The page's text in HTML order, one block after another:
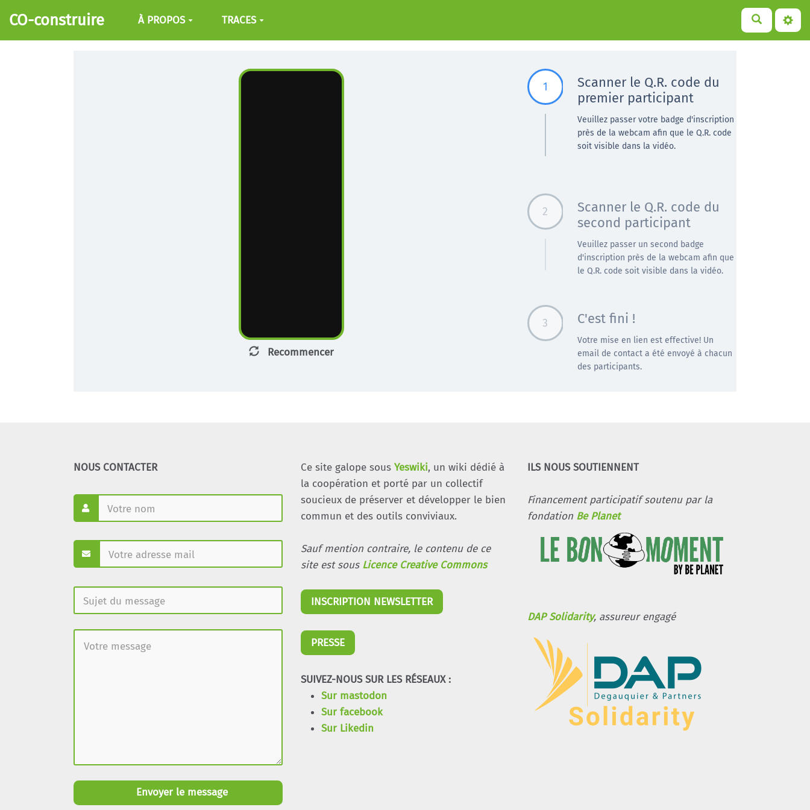
Aller au contenu principal
CO-construire À PROPOS TRACES
Recommencer
1
Scanner le Q.R. code du
premier participant
Veuillez passer votre badge d'inscription
près de la webcam afin que le Q.R. code
soit visible dans la vidéo.
2
Scanner le Q.R. code du
second participant
Veuillez passer un second badge
d'inscription près de la webcam afin que
le Q.R. code soit visible dans la vidéo.
3 C'est fini !
Votre mise en lien est effective! Un
email de contact a été envoyé à chacun
des participants.
NOUS CONTACTER
Envoyer le message
Ce site galope sous Yeswiki, un wiki dédié à
la coopération et porté par un collectif
soucieux de préserver et développer le bien
commun et des outils conviviaux.
Sauf mention contraire, le contenu de ce
site est sous Licence Creative Commons
INSCRIPTION NEWSLETTER
PRESSE
SUIVEZ-NOUS SUR LES RÉSEAUX :
Sur mastodon
Sur facebook
Sur Likedin
ILS NOUS SOUTIENNENT
Financement participatif soutenu par la
fondation Be Planet
DAP Solidarity, assureur engagé